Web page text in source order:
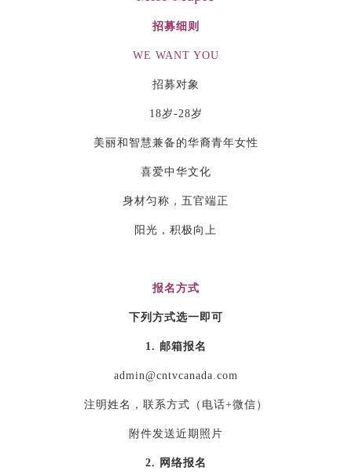
招募细则
WE WANT YOU
招募对象
18岁-28岁
美丽和智慧兼备的华裔青年女性
喜爱中华文化
身材匀称，五官端正
阳光，积极向上
报名方式
下列方式选一即可
1. 邮箱报名
admin@cntvcanada.com
注明姓名，联系方式（电话+微信）
附件发送近期照片
2. 网络报名